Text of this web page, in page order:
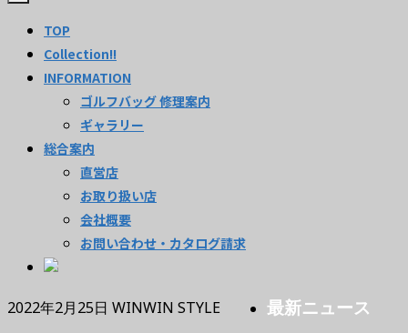
TOP
Collection!!
INFORMATION
ゴルフバッグ 修理案内
ギャラリー
総合案内
直営店
お取り扱い店
会社概要
お問い合わせ・カタログ請求
2022年2月25日 WINWIN STYLE 最新ニュース